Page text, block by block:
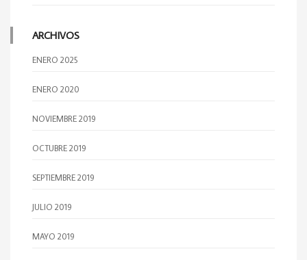
ARCHIVOS
ENERO 2025
ENERO 2020
NOVIEMBRE 2019
OCTUBRE 2019
SEPTIEMBRE 2019
JULIO 2019
MAYO 2019